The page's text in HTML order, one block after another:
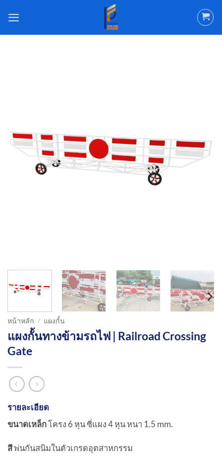
ไป
หน้าหลัก / แผงกั้น
แผงกั้นทางข้ามรถไฟ | Railroad Crossing
Gate
รายละเอียด
ขนาดเหล็กโครง 6 หุน ซี่แผง 4 หุน หนา 1.5 mm.
สีพ่นกันสนิมในตัวเกรดอุตสาหกรรม